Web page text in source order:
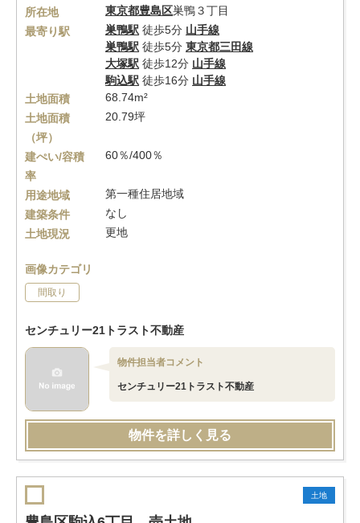
所在地 東京都豊島区巣鴨３丁目
最寄り駅
巣鴨駅 徒歩5分 山手線
巣鴨駅 徒歩5分 東京都三田線
大塚駅 徒歩12分 山手線
駒込駅 徒歩16分 山手線
土地面積
68.74m²
土地面積
（坪）
20.79坪
建ぺい/容積
率
60％/400％
用途地域
第一種住居地域
建築条件
なし
土地現況
更地
画像カテゴリ
間取り
センチュリー21トラスト不動産
物件担当者コメント
センチュリー21トラスト不動産
物件を詳しく見る
土地